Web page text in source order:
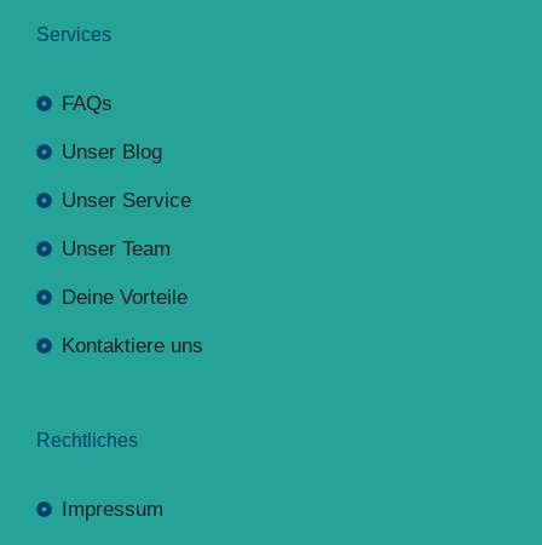
Services
FAQs
Unser Blog
Unser Service
Unser Team
Deine Vorteile
Kontaktiere uns
Rechtliches
Impressum